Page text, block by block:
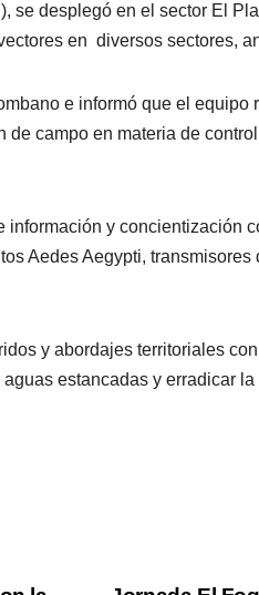
se desplegó en el sector El
en diversos sectores,
e informó que el equipo
campo en materia de
y concientización
Aedes Aegypti,
y abordajes territoriales
estancadas y erradicar